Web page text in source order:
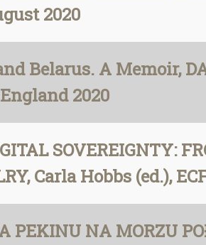
2020
Belarus. A Memoir,
2020
SOVEREIGNTY:
Carla Hobbs (ed.),
PEKINU NA MORZU